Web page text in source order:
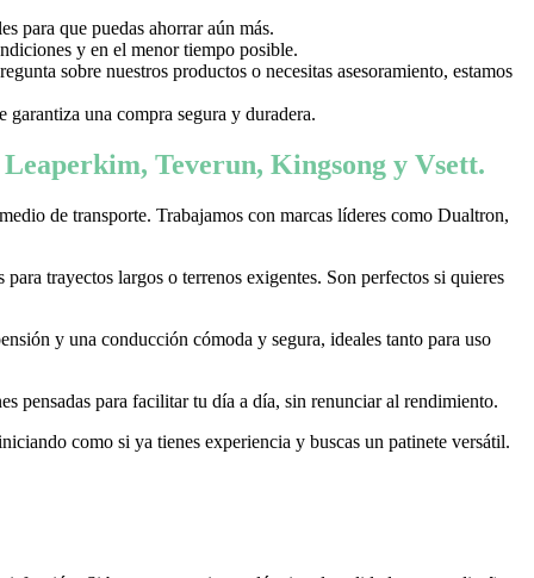
para que puedas ahorrar aún más.
y en el menor tiempo posible.
sobre nuestros productos o necesitas asesoramiento, estamos
garantiza una compra segura y duradera.
Teverun, Kingsong y Vsett.
de transporte. Trabajamos con marcas líderes como Dualtron,
trayectos largos o terrenos exigentes. Son perfectos si quieres
y una conducción cómoda y segura, ideales tanto para uso
pensadas para facilitar tu día a día, sin renunciar al rendimiento.
como si ya tienes experiencia y buscas un patinete versátil.